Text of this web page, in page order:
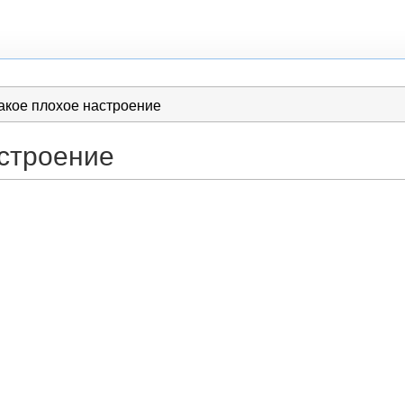
плохое настроение